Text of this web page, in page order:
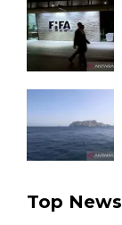
Top News